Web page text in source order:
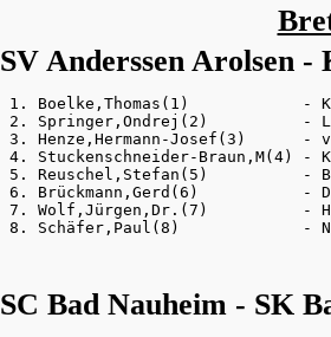
SV Anderssen Arolsen -
1. Boelke,Thomas(1)            -
2. Springer,Ondrej(2)          -
3. Henze,Hermann-Josef(3)      -
4. Stuckenschneider-Braun,M(4)
5. Reuschel,Stefan(5)          -
6. Brückmann,Gerd(6)           -
7. Wolf,Jürgen,Dr.(7)          -
SC Bad Nauheim - SK